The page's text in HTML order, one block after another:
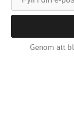
Genom att